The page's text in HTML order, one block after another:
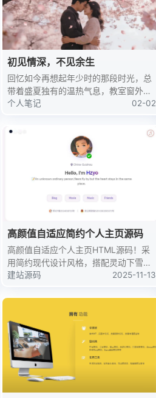
初见情深，不见余生
回忆如今再想起年少时的那段时光，总
带着盛夏独有的温热气息，教室窗外的
蝉鸣、走廊里的晚风、作业本上淡淡的
并刻进了青春的年轮里。那些藏在借作
业背后的忐忑，表白时的手...
个人笔记 02-02
高颜值自适应简约个人主页源码
高颜值自适应个人主页HTML源码！采
用简约现代设计风格，搭配灵动下雪特
效，视觉体验清新治愈。源码为单页结
字、链接等内容，双击HTML文件就能
本地预览效果，上传服务...
建站源码 2025-11-13